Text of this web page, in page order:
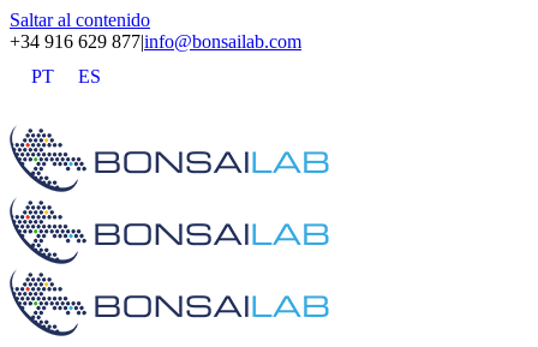
Saltar al contenido
+34 916 629 877|info@bonsailab.com
PT
ES